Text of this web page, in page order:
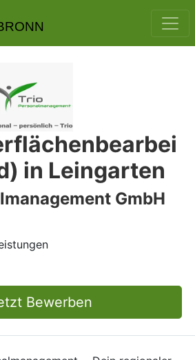
in Leingarten
GmbH
Bewerben